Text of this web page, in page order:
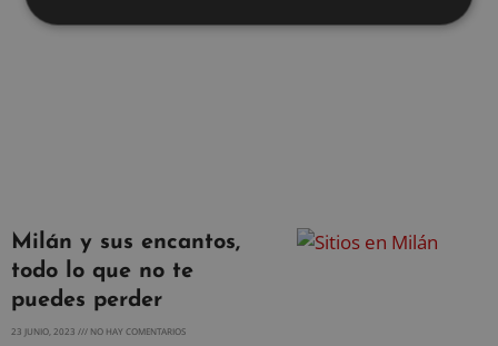
Milán y sus encantos,
todo lo que no te
puedes perder
23 JUNIO, 2023 NO HAY COMENTARIOS